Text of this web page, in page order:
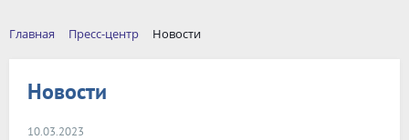
Главная Пресс-центр Новости
Новости
10.03.2023